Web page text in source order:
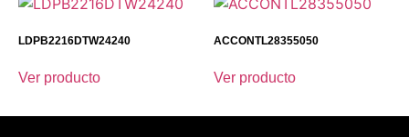
LDPB2216DTW24240
Ver producto
ACCONTL28355050
Ver producto